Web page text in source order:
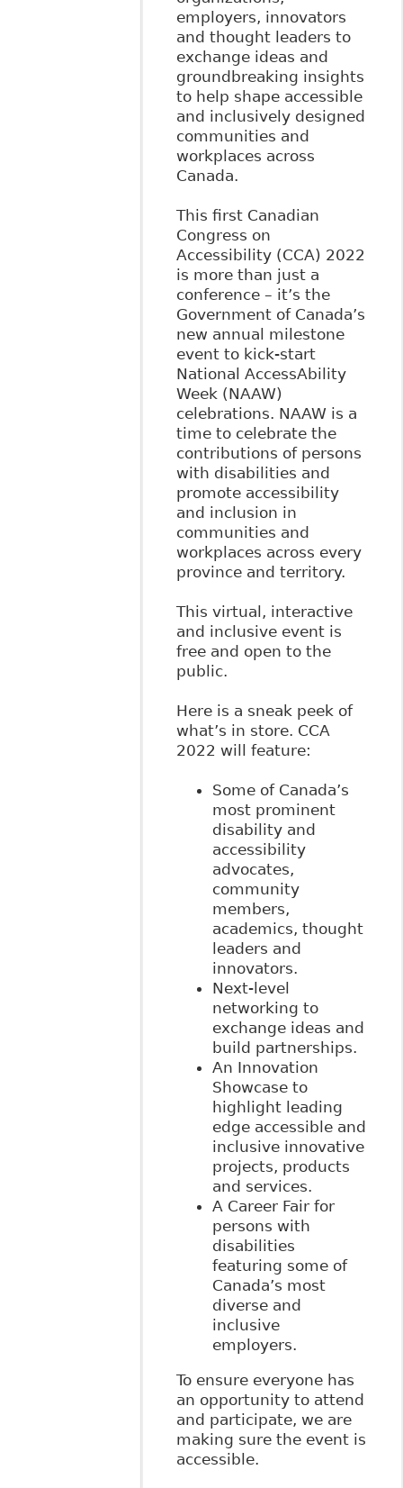
employers, innovators
and thought leaders to
exchange ideas and
groundbreaking insights
to help shape accessible
and inclusively designed
communities and
workplaces across
Canada.
This first Canadian
Congress on
Accessibility (CCA) 2022
is more than just a
conference – it’s the
Government of Canada’s
new annual milestone
event to kick-start
National AccessAbility
Week (NAAW)
celebrations. NAAW is a
time to celebrate the
contributions of persons
with disabilities and
promote accessibility
and inclusion in
communities and
workplaces across every
province and territory.
This virtual, interactive
and inclusive event is
free and open to the
public.
Here is a sneak peek of
what’s in store. CCA
2022 will feature:
Some of Canada’s
most prominent
disability and
accessibility
advocates,
community
members,
academics, thought
leaders and
innovators.
Next-level
networking to
exchange ideas and
build partnerships.
An Innovation
Showcase to
highlight leading
edge accessible and
inclusive innovative
projects, products
and services.
A Career Fair for
persons with
disabilities
featuring some of
Canada’s most
diverse and
inclusive
employers.
To ensure everyone has
an opportunity to attend
and participate, we are
making sure the event is
accessible.